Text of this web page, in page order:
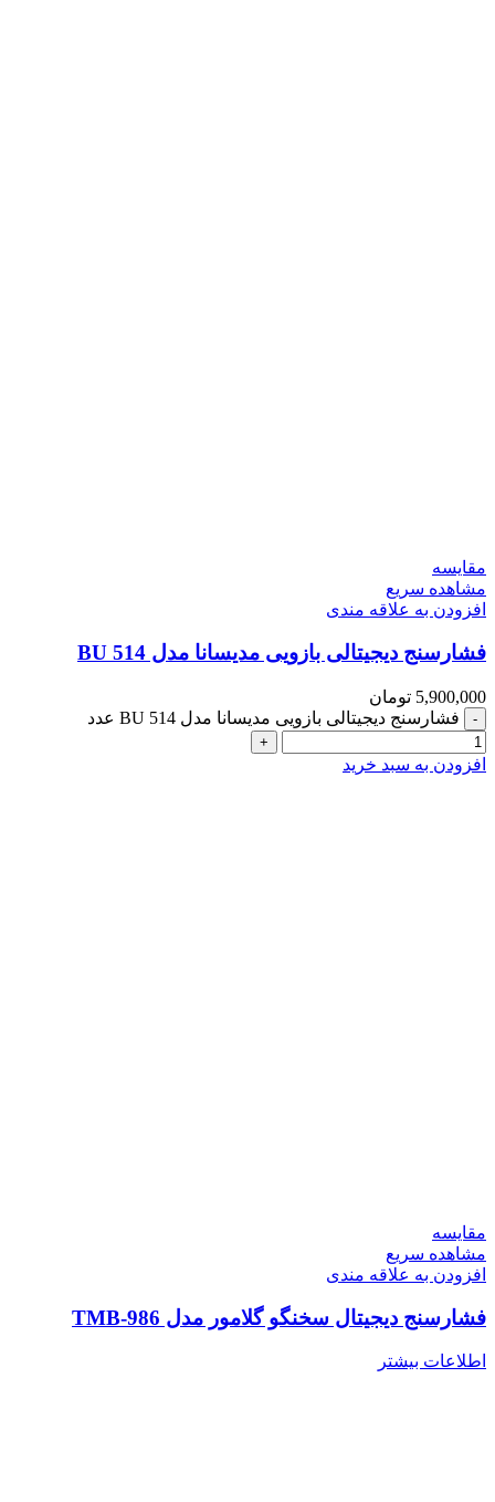
مقایسه
مشاهده سریع
افزودن به علاقه مندی
فشارسنج دیجیتالی بازویی مدیسانا مدل BU 514
5,900,000 تومان
فشارسنج دیجیتالی بازویی مدیسانا مدل BU 514 عدد
افزودن به سبد خرید
مقایسه
مشاهده سریع
افزودن به علاقه مندی
فشارسنج دیجیتال سخنگو گلامور مدل TMB-986
اطلاعات بیشتر